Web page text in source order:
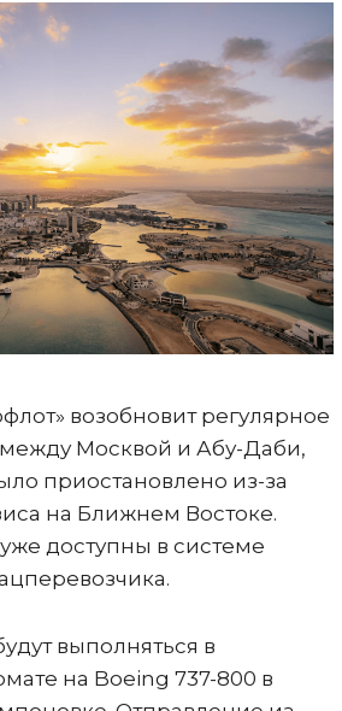
возобновит регулярное
Москвой и Абу-Даби,
приостановлено из-за
на Ближнем Востоке.
доступны в системе
выполняться в
на Boeing 737-800 в